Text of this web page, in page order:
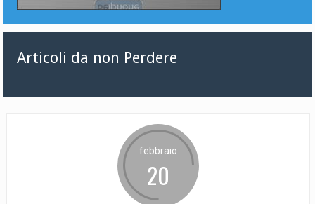
Articoli da non Perdere
febbraio
20